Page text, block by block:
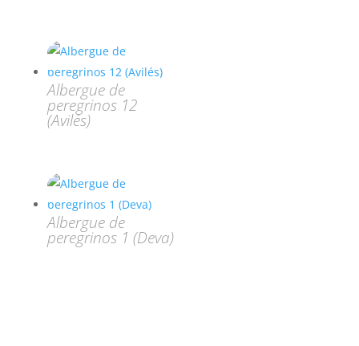
Albergue de
peregrinos 12
(Avilés)
Albergue de
peregrinos 1 (Deva)